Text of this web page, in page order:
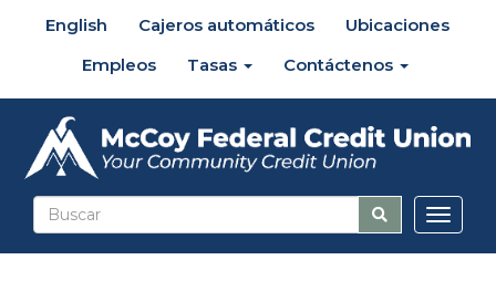
English Cajeros automáticos
Ubicaciones
Empleos
Tasas Contáctenos